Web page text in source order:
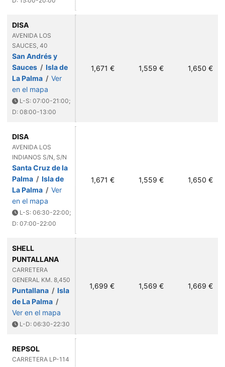
DISA
AVENIDA LOS
SAUCES, 40
San Andrés y
Sauces / Isla de
La Palma / Ver
en el mapa
L-S: 07:00-21:00;
D: 08:00-13:00
1,671 € 1,559 € 1,650 €
DISA
AVENIDA LOS
INDIANOS S/N, S/N
Santa Cruz de la
Palma / Isla de
La Palma / Ver
en el mapa
L-S: 06:30-22:00;
D: 07:00-22:00
1,671 € 1,559 € 1,650 €
SHELL
PUNTALLANA
CARRETERA
GENERAL KM. 8,450
Puntallana / Isla
de La Palma /
Ver en el mapa
L-D: 06:30-22:30
1,699 € 1,569 € 1,669 €
REPSOL
CARRETERA LP-114